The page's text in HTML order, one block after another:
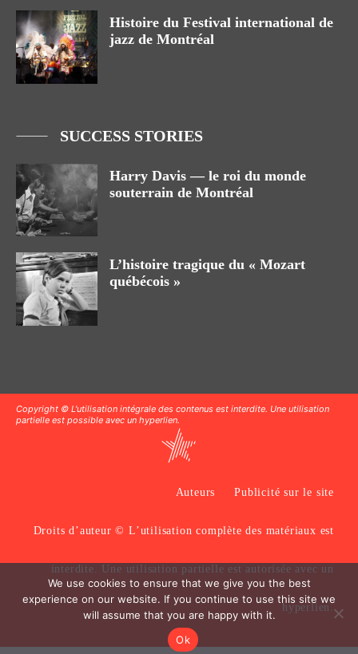
Histoire du Festival international de
jazz de Montréal
SUCCESS STORIES
Harry Davis — le roi du monde
souterrain de Montréal
L’histoire tragique du « Mozart
québécois »
Copyright © L'utilisation intégrale des contenus est interdite. Une utilisation
partielle est possible avec un hyperlien.
Auteurs Publicité sur le site
Droits d’auteur © L’utilisation complète des matériaux est
interdite. Une utilisation partielle est autorisée avec un
hyperlien.
We use cookies to ensure that we give you the best
experience on our website. If you continue to use this site we
will assume that you are happy with it.
Ok